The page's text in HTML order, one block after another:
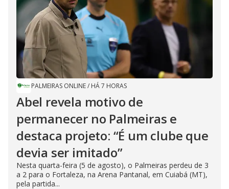
PALMEIRAS ONLINE/ HÁ 7 HORAS
Abel revela motivo de
permanecer no Palmeiras e
destaca projeto: “É um clube que
devia ser imitado”
Nesta quarta-feira (5 de agosto), o Palmeiras perdeu de 3
a 2 para o Fortaleza, na Arena Pantanal, em Cuiabá (MT),
pela partida...